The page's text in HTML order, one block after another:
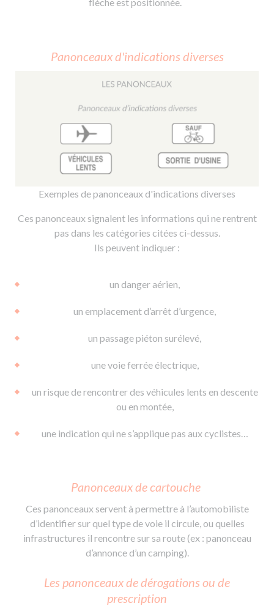
flèche est positionnée.
Panonceaux d'indications diverses
Exemples de panonceaux d'indications diverses
Ces panonceaux signalent les informations qui ne rentrent
pas dans les catégories citées ci-dessus.
Ils peuvent indiquer :
un danger aérien,
un emplacement d’arrêt d’urgence,
un passage piéton surélevé,
une voie ferrée électrique,
un risque de rencontrer des véhicules lents en descente
ou en montée,
une indication qui ne s’applique pas aux cyclistes…
Panonceaux de cartouche
Ces panonceaux servent à permettre à l’automobiliste
d’identifier sur quel type de voie il circule, ou quelles
infrastructures il rencontre sur sa route (ex : panonceau
d’annonce d’un camping).
Les panonceaux de dérogations ou de
prescription